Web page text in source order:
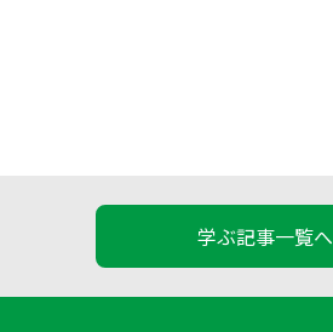
学ぶ記事一覧へ